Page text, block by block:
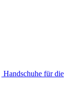
Handschuhe für die